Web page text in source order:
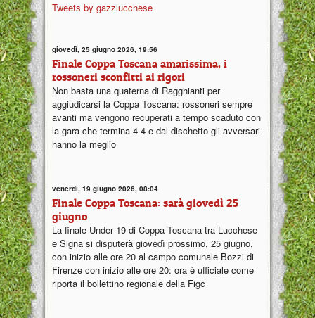
Tweets by gazzlucchese
giovedì, 25 giugno 2026, 19:56
Finale Coppa Toscana amarissima, i
rossoneri sconfitti ai rigori
Non basta una quaterna di Ragghianti per
aggiudicarsi la Coppa Toscana: rossoneri sempre
avanti ma vengono recuperati a tempo scaduto con
la gara che termina 4-4 e dal dischetto gli avversari
hanno la meglio
venerdì, 19 giugno 2026, 08:04
Finale Coppa Toscana: sarà giovedì 25
giugno
La finale Under 19 di Coppa Toscana tra Lucchese
e Signa si disputerà giovedì prossimo, 25 giugno,
con inizio alle ore 20 al campo comunale Bozzi di
Firenze con inizio alle ore 20: ora è ufficiale come
riporta il bollettino regionale della Figc